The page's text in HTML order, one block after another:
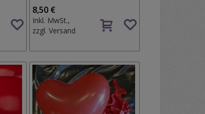
Auf
den
Wunschzettel
8,50 €
Inkl. MwSt.,
zzgl.Versand
Auf
den